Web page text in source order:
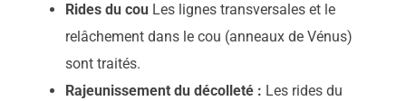
Rides du cou Les lignes transversales et le
relâchement dans le cou (anneaux de Vénus)
sont traités.
Rajeunissement du décolleté : Les rides du